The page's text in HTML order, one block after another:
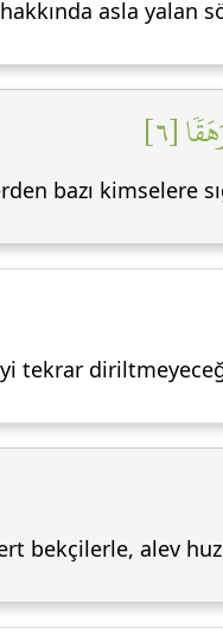
asla yalan
[٦]
bazı kimselere
tekrar
bekçilerle, alev